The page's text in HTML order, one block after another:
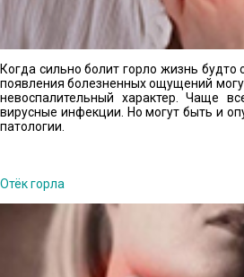
Когда сильно болит горло жизнь будто
появления болезненных ощущений
невоспалительный характер. Чаще
вирусные инфекции. Но могут быть и
патологии.
Отёк горла